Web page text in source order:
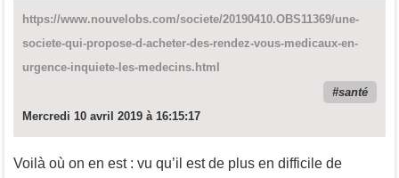
https://www.nouvelobs.com/societe/20190410.OBS11369/une-
societe-qui-propose-d-acheter-des-rendez-vous-medicaux-en-
urgence-inquiete-les-medecins.html
santé
Mercredi 10 avril 2019 à 16:15:17
Voilà où on en est : vu qu’il est de plus en difficile de